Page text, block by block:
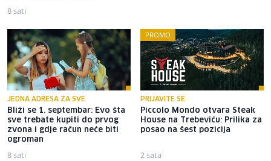
8 sati
JEDNA ADRESA ZA SVE
Bliži se 1. septembar: Evo šta
sve trebate kupiti do prvog
zvona i gdje račun neće biti
ogroman
8 sati
PROMO
PRIJAVITE SE
Piccolo Mondo otvara Steak
House na Trebeviću: Prilika za
posao na šest pozicija
2 sata